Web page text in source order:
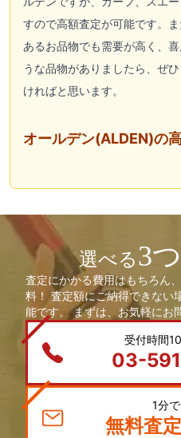
すので高額査定が可能です。
あるお品物でも需要が高く、
うな品物がありましたら、ぜ
ければと思います。
オールデン(ALDEN)の
選べる3つ
査定にかかる費用はもちろん
料！ 査定額にご納得できない
能です。 まずは、お気軽にお
受付時間
03-
1分で
無料査